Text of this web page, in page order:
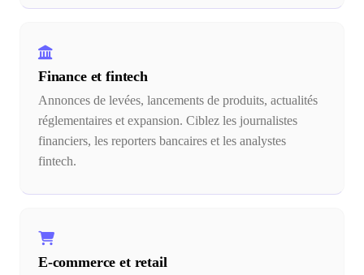
Finance et fintech
Annonces de levées, lancements de produits, actualités
réglementaires et expansion. Ciblez les journalistes
financiers, les reporters bancaires et les analystes
fintech.
E-commerce et retail